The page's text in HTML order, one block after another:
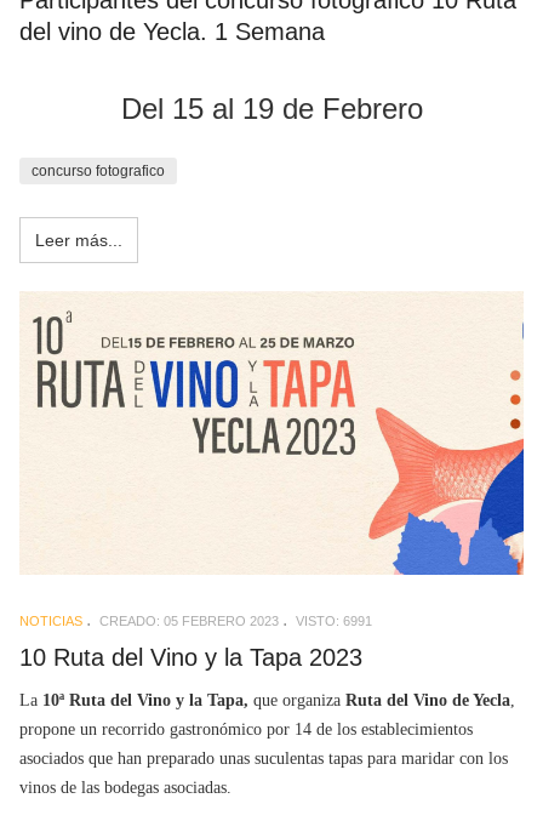
del vino de Yecla. 1 Semana
Del 15 al 19 de Febrero
concurso fotografico
Leer más...
NOTICIAS CREADO: 05 FEBRERO 2023 VISTO: 6991
10 Ruta del Vino y la Tapa 2023
La 10ª Ruta del Vino y la Tapa, que organiza Ruta del Vino de Yecla,
propone un recorrido gastronómico por 14 de los establecimientos
asociados que han preparado unas suculentas tapas para maridar con los
vinos de las bodegas asociadas.